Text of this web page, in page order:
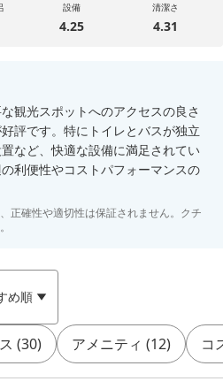
設備
4.25
清潔さ
4.31
観光スポットへのアクセスの良さ
評です。特にトイレとバスが独立
など、快適な設備に満足されてい
利便性やコストパフォーマンスの
正確性や適切性は保証されません。クチ
め順
(30) アメニティ (12) コ